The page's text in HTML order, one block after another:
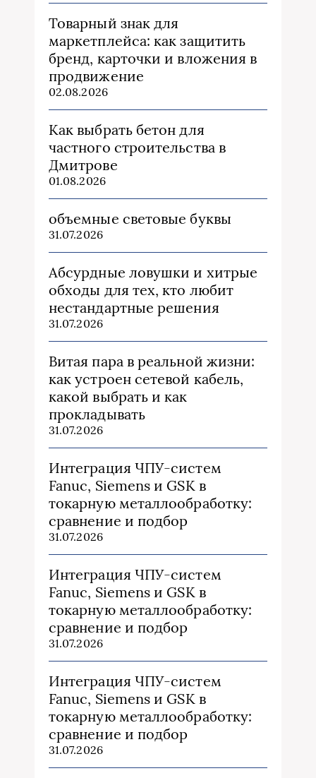
Товарный знак для
маркетплейса: как защитить
бренд, карточки и вложения в
продвижение
02.08.2026
Как выбрать бетон для
частного строительства в
Дмитрове
01.08.2026
объемные световые буквы
31.07.2026
Абсурдные ловушки и хитрые
обходы для тех, кто любит
нестандартные решения
31.07.2026
Витая пара в реальной жизни:
как устроен сетевой кабель,
какой выбрать и как
прокладывать
31.07.2026
Интеграция ЧПУ-систем
Fanuc, Siemens и GSK в
токарную металлообработку:
сравнение и подбор
31.07.2026
Интеграция ЧПУ-систем
Fanuc, Siemens и GSK в
токарную металлообработку:
сравнение и подбор
31.07.2026
Интеграция ЧПУ-систем
Fanuc, Siemens и GSK в
токарную металлообработку:
сравнение и подбор
31.07.2026